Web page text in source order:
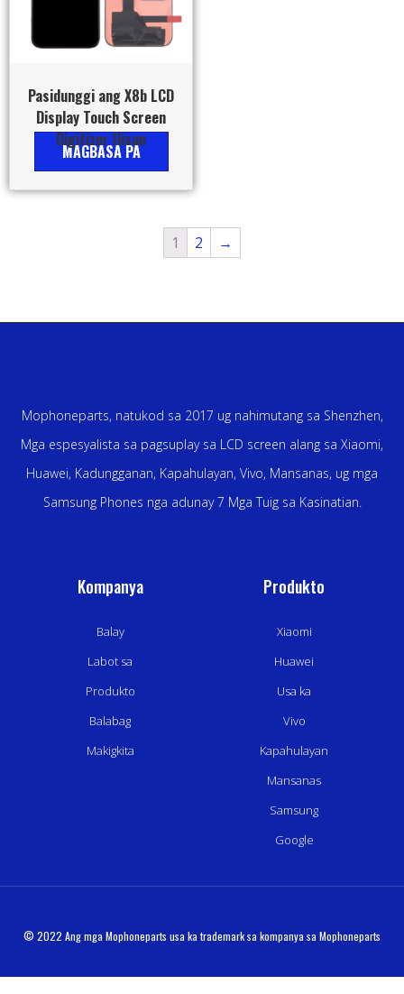
Pasidunggi ang X8b LCD
Display Touch Screen
Digitizer Ilisan
MAGBASA PA
1 2 →
Mophoneparts, natukod sa 2017 ug nahimutang sa Shenzhen,
Mga espesyalista sa pagsuplay sa LCD screen alang sa Xiaomi,
Huawei, Kadungganan, Kapahulayan, Vivo, Mansanas, ug mga
Samsung Phones nga adunay 7 Mga Tuig sa Kasinatian.
Kompanya
Balay
Labot sa
Produkto
Balabag
Makigkita
Produkto
Xiaomi
Huawei
Usa ka
Vivo
Kapahulayan
Mansanas
Samsung
Google
© 2022 Ang mga Mophoneparts usa ka trademark sa kompanya sa Mophoneparts